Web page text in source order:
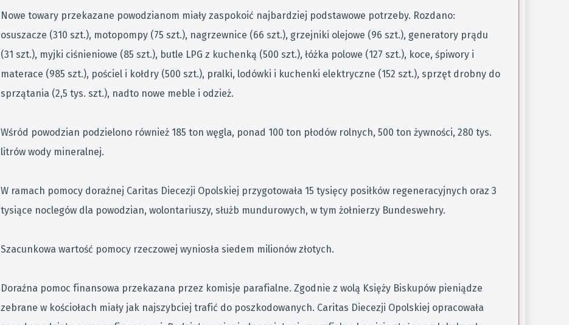
Nowe towary przekazane powodzianom miały zaspokoić najbardziej podstawowe potrzeby. Rozdano:
osuszacze (310 szt.), motopompy (75 szt.), nagrzewnice (66 szt.), grzejniki olejowe (96 szt.), generatory prądu
(31 szt.), myjki ciśnieniowe (85 szt.), butle LPG z kuchenką (500 szt.), łóżka polowe (127 szt.), koce, śpiwory i
materace (985 szt.), pościel i kołdry (500 szt.), pralki, lodówki i kuchenki elektryczne (152 szt.), sprzęt drobny do
sprzątania (2,5 tys. szt.), nadto nowe meble i odzież.
Wśród powodzian podzielono również 185 ton węgla, ponad 100 ton płodów rolnych, 500 ton żywności, 280 tys.
litrów wody mineralnej.
W ramach pomocy doraźnej Caritas Diecezji Opolskiej przygotowała 15 tysięcy posiłków regeneracyjnych oraz 3
tysiące noclegów dla powodzian, wolontariuszy, służb mundurowych, w tym żołnierzy Bundeswehry.
Szacunkowa wartość pomocy rzeczowej wyniosła siedem milionów złotych.
Doraźna pomoc finansowa przekazana przez komisje parafialne. Zgodnie z wolą Księży Biskupów pieniądze
zebrane w kościołach miały jak najszybciej trafić do poszkodowanych. Caritas Diecezji Opolskiej opracowała